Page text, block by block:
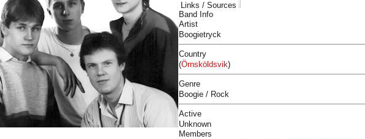
Links / Sources
Band Info
Artist
Boogietryck
Country
(Örnsköldsvik)
Genre
Boogie / Rock
Active
Unknown
Members